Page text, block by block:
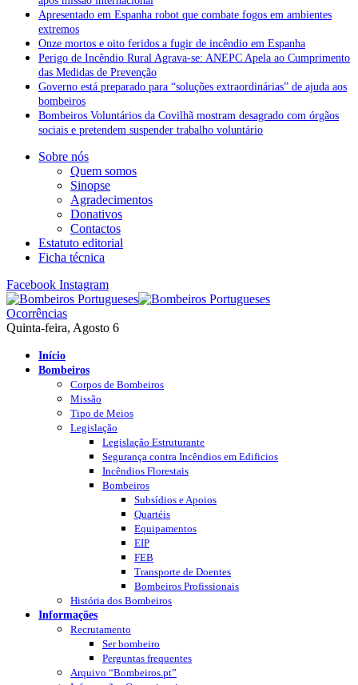
Apresentado em Espanha robot que combate fogos em ambientes
extremos
Onze mortos e oito feridos a fugir de incêndio em Espanha
Perigo de Incêndio Rural Agrava-se: ANEPC Apela ao Cumprimento
das Medidas de Prevenção
Governo está preparado para “soluções extraordinárias” de ajuda aos
bombeiros
Bombeiros Voluntários da Covilhã mostram desagrado com órgãos
sociais e pretendem suspender trabalho voluntário
Sobre nós
Quem somos
Sinopse
Agradecimentos
Donativos
Contactos
Estatuto editorial
Ficha técnica
Facebook Instagram
Ocorrências
Quinta-feira, Agosto 6
Início
Bombeiros
Corpos de Bombeiros
Missão
Tipo de Meios
Legislação
Legislação Estruturante
Segurança contra Incêndios em Edificios
Incêndios Florestais
Bombeiros
Subsídios e Apoios
Quartéis
Equipamentos
EIP
FEB
Transporte de Doentes
Bombeiros Profissionais
História dos Bombeiros
Informações
Recrutamento
Ser bombeiro
Perguntas frequentes
Arquivo “Bombeiros.pt”